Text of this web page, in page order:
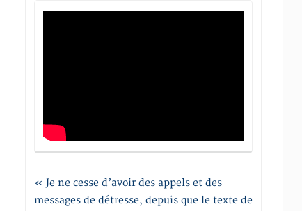
« Je ne cesse d’avoir des appels et des
messages de détresse, depuis que le texte de